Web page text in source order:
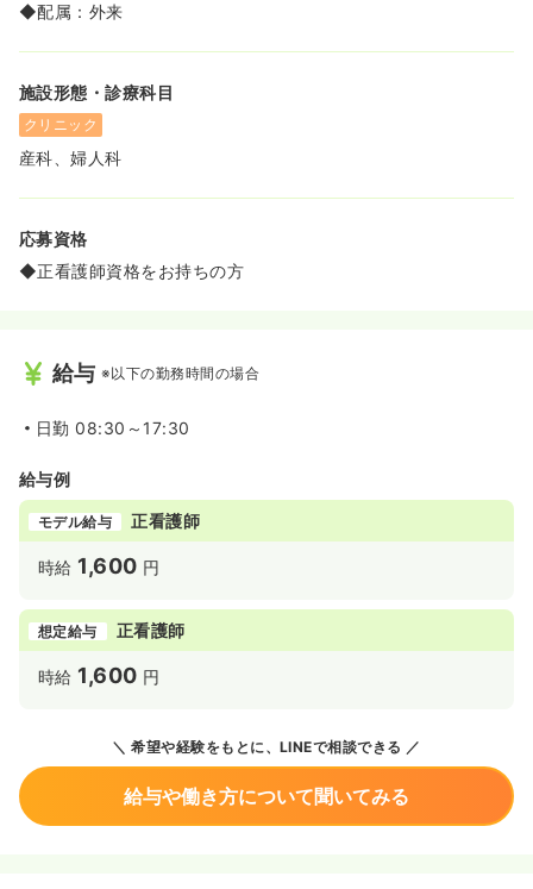
◆配属：外来
施設形態・診療科目
クリニック
産科、婦人科
応募資格
◆正看護師資格をお持ちの方
給与 ※以下の勤務時間の場合
日勤 08:30～17:30
給与例
モデル給与 正看護師
時給 1,600 円
想定給与 正看護師
時給 1,600 円
希望や経験をもとに、LINEで相談できる
給与や働き方について聞いてみる